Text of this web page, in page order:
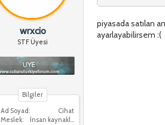
wrxcio
STF Üyesi
Bilgiler
Ad Soyad:
Cihat
Meslek:
İnsan kaynakları
piyasada satılan
ayarlayabilirsem :(